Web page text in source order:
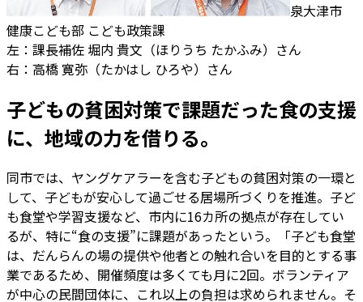
泉大津市
健康こども部 こども政策課
左：課長補佐 堀内 貴文（ほりうち たかふみ）さん
右：高橋 寛弥（たかはし ひろや）さん
子どもの貧困対策で課題だった食の支援
に、地域の力を借りる。
同市では、ヤングケアラーを含む子どもの貧困対策の一環と
して、子どもが安心して過ごせる居場所づくりを推進。子ど
も食堂や学習支援など、市内に16カ所の拠点が存在してい
るが、特に“食の支援”に課題があったという。「子ども食堂
は、だんらんの場の提供や他者との触れ合いを目的とする事
業であるため、開催頻度は多くても月に2回。ボランティア
が中心の民間団体に、これ以上の負担は求められません。そ